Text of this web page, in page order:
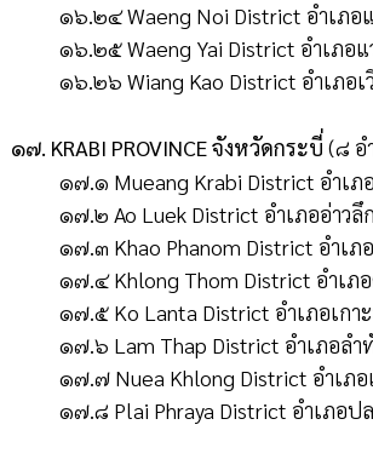
๑๖.๒๔ Waeng Noi District อำเภอ
๑๖.๒๕ Waeng Yai District อำเภอ
๑๖.๒๖ Wiang Kao District อำเภอเ
๑๗. KRABI PROVINCE จังหวัดกระบี่ (๘ อ
๑๗.๑ Mueang Krabi District อำเภ
๑๗.๒ Ao Luek District อำเภออ่าวลึก
๑๗.๓ Khao Phanom District อำเภ
๑๗.๔ Khlong Thom District อำเภ
๑๗.๕ Ko Lanta District อำเภอเกา
๑๗.๖ Lam Thap District อำเภอลำ
๑๗.๗ Nuea Khlong District อำเภ
๑๗.๘ Plai Phraya District อำเภอป